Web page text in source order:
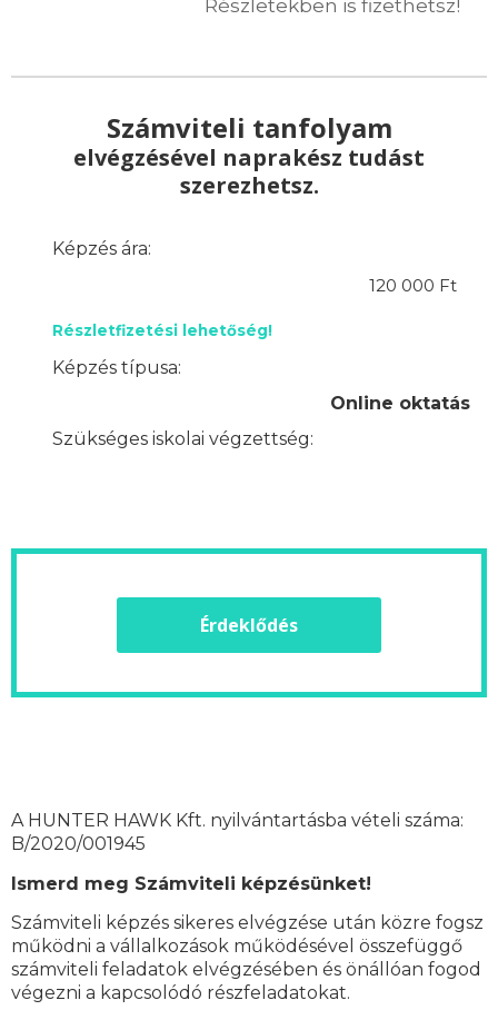
Részletekben is fizethetsz!
Számviteli tanfolyam
elvégzésével naprakész tudást
szerezhetsz.
Képzés ára:
120 000 Ft
Részletfizetési lehetőség!
Képzés típusa:
Online oktatás
Szükséges iskolai végzettség:
Érdeklődés
A HUNTER HAWK Kft. nyilvántartásba vételi száma:
B/2020/001945
Ismerd meg Számviteli képzésünket!
Számviteli képzés sikeres elvégzése után közre fogsz
működni a vállalkozások működésével összefüggő
számviteli feladatok elvégzésében és önállóan fogod
végezni a kapcsolódó részfeladatokat.